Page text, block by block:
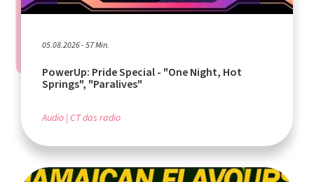
05.08.2026 - 57 Min.
PowerUp: Pride Special - "One Night, Hot
Springs", "Paralives"
Audio CT das radio